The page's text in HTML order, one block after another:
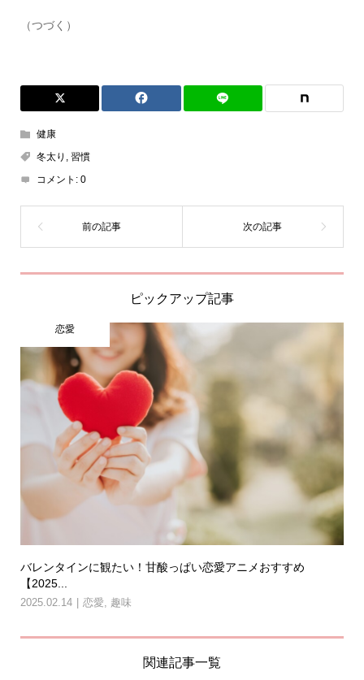
（つづく）
健康
冬太り , 習慣
コメント: 0
ピックアップ記事
恋愛
バレンタインに観たい！甘酸っぱい恋愛アニメおすすめ
【2025...
2025.02.14 恋愛 趣味
関連記事一覧